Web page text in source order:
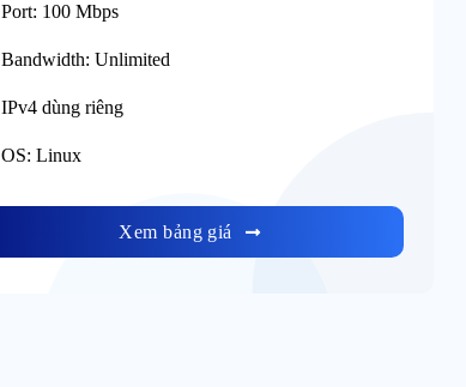
Port: 100 Mbps
Bandwidth: Unlimited
IPv4 dùng riêng
OS: Linux
Xem bảng giá